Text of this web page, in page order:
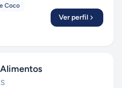
Coco
Ver perfil